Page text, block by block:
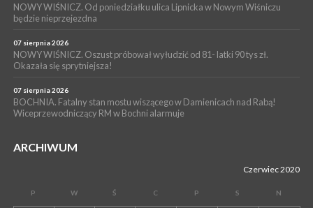
NOWY WIŚNICZ. Od poniedziałku ulica Lipnicka w Nowym Wiśniczu
będzie nieprzejezdna
07 sierpnia 2026
NOWY WIŚNICZ. Oszust próbował wyłudzić od 81- latki 90 tys zł.
Okazała się sprytniejsza!
07 sierpnia 2026
BOCHNIA. Fatalny stan mostu wiszącego w Damienicach nad Rabą!
Wiceprzewodniczący RM w Bochni alarmuje
ARCHIWUM
Czerwiec 2020
P W Ś C P S N